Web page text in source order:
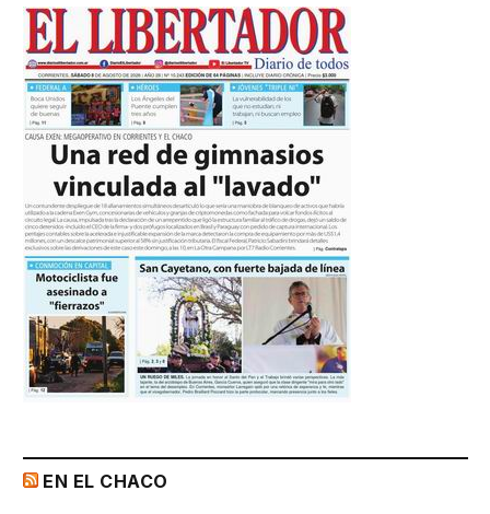
EN EL CHACO